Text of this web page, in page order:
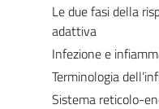
Le due fasi della
adattiva
Infezione e
Terminologia
Sistema reticolo-